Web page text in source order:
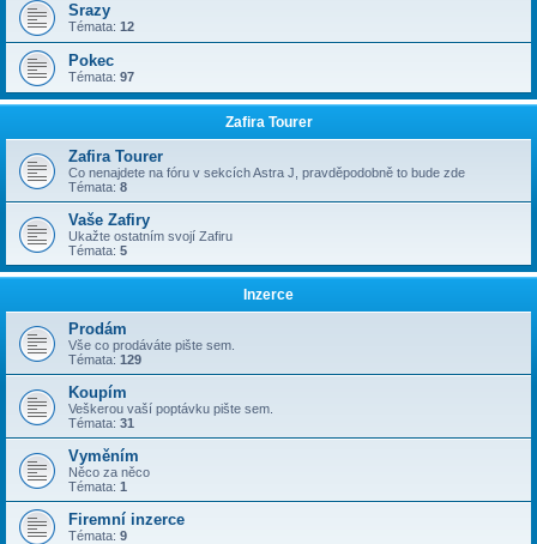
Srazy
Témata: 12
Pokec
Témata: 97
Zafira Tourer
Zafira Tourer
Co nenajdete na fóru v sekcích Astra J, pravděpodobně to bude zde
Témata: 8
Vaše Zafiry
Ukažte ostatním svojí Zafiru
Témata: 5
Inzerce
Prodám
Vše co prodáváte pište sem.
Témata: 129
Koupím
Veškerou vaší poptávku pište sem.
Témata: 31
Vyměním
Něco za něco
Témata: 1
Firemní inzerce
Témata: 9